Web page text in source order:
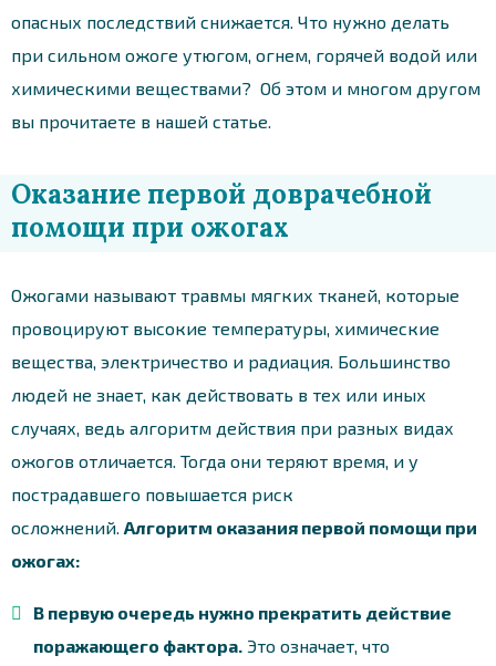
опасных последствий снижается. Что нужно делать
при сильном ожоге утюгом, огнем, горячей водой или
химическими веществами? Об этом и многом другом
вы прочитаете в нашей статье.
Оказание первой доврачебной
помощи при ожогах
Ожогами называют травмы мягких тканей, которые
провоцируют высокие температуры, химические
вещества, электричество и радиация. Большинство
людей не знает, как действовать в тех или иных
случаях, ведь алгоритм действия при разных видах
ожогов отличается. Тогда они теряют время, и у
пострадавшего повышается риск
осложнений. Алгоритм оказания первой помощи при
ожогах:
В первую очередь нужно прекратить действие
поражающего фактора. Это означает, что